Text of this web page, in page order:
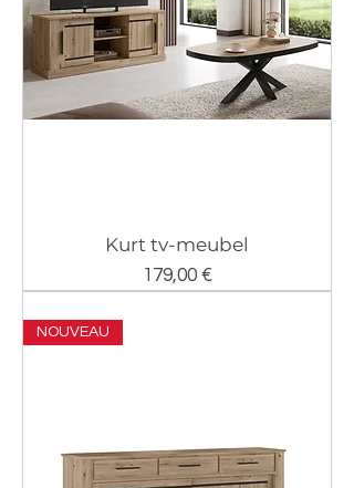
Kurt tv-meubel
Prix
179,00 €
NOUVEAU